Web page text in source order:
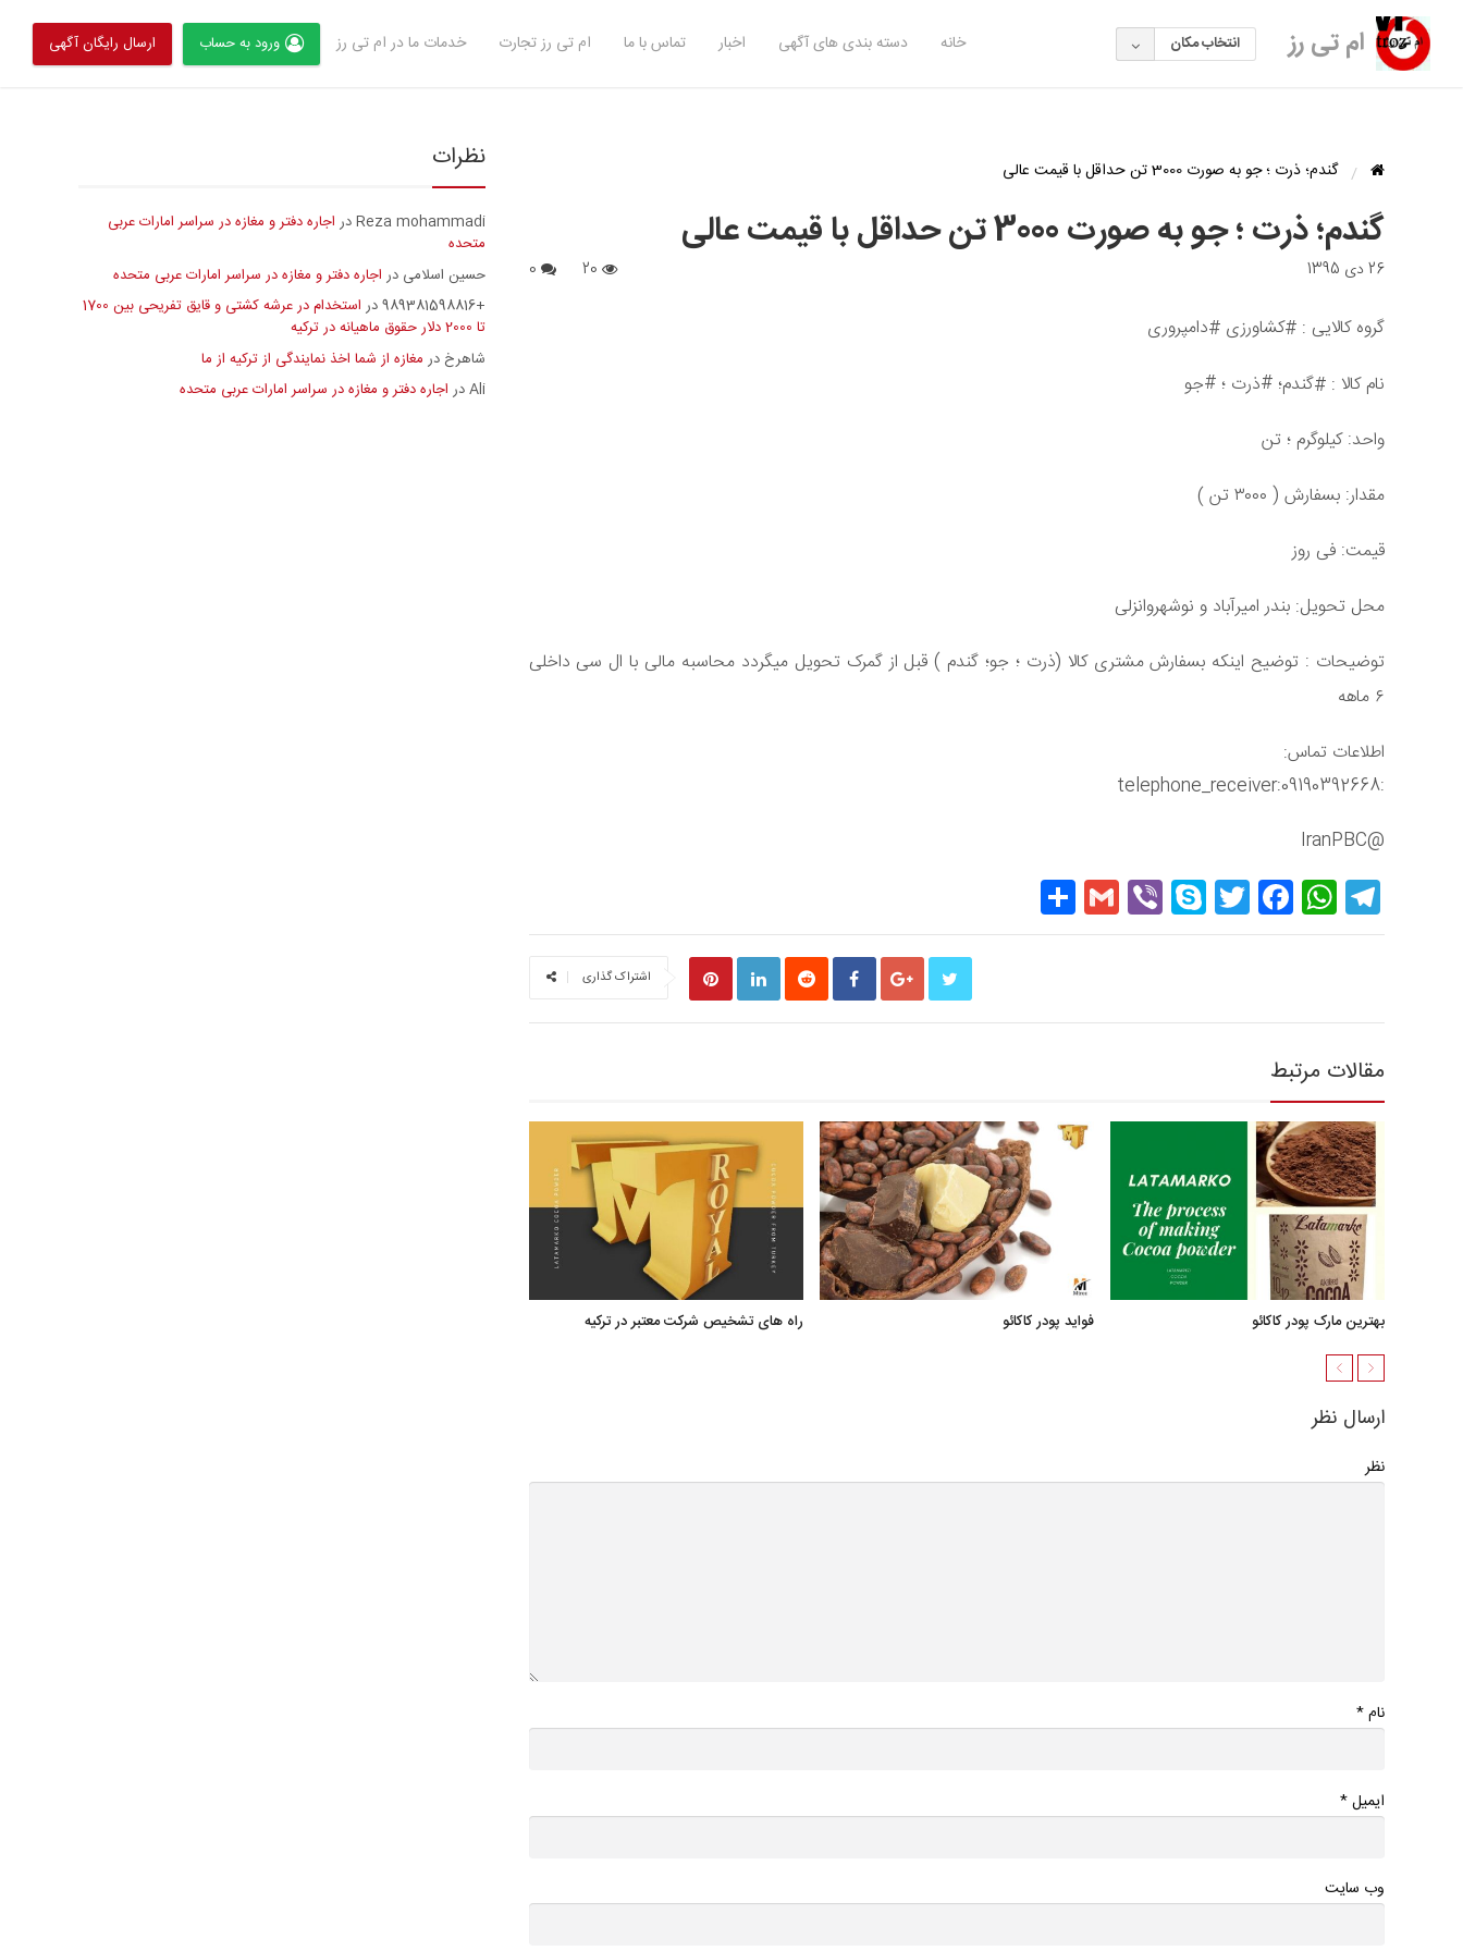
ام تی رز انتخاب مکان خانه دسته بندی های آگهی اخبار تماس با ما ام تی رز تجارت خدمات ما در ام تی رز ورود به حساب ارسال رایگان آگهی
گندم؛ ذرت ؛ جو به صورت 3000 تن حداقل با قیمت عالی
گندم؛ ذرت ؛ جو به صورت 3000 تن حداقل با قیمت عالی
26 دی 1395
گروه کالایی : #کشاورزی #دامپروری
نام کالا : #گندم؛ #ذرت ؛ #جو
واحد: کیلوگرم ؛ تن
مقدار: بسفارش ( ۳۰۰۰تن )
قیمت: فی روز
محل تحویل: بندر امیرآباد و نوشهروانزلی
توضیحات : توضیح اینکه بسفارش مشتری کالا (ذرت ؛ جو؛ گندم ) قبل از گمرک تحویل میگردد محاسبه مالی با ال سی داخلی
۶ ماهه
اطلاعات تماس:
:telephone_receiver:09190392668
@IranPBC
Telegram
WhatsApp
Facebook
Twitter
Skype
Viber
Gmail
اشتراک گذاری
مقالات مرتبط
بهترین مارک پودر کاکائو فواید پودر کاکائو راه های تشخیص شرکت معتبر در ترکیه
ارسال نظر
نظر
نام*
ایمیل*
وب سایت
نظرات
Reza mohammadiدر اجاره دفتر و مغازه در سراسر امارات عربی
متحده
حسین اسلامی در اجاره دفتر و مغازه در سراسر امارات عربی متحده
+989381598816
در
استخدام در عرشه کشتی و قایق تفریحی بین 1700
تا 2000 دلار حقوق ماهیانه در ترکیه
شاهرخ در مغازه از شما اخذ نمایندگی از ترکیه از ما
Aliدر اجاره دفتر و مغازه در سراسر امارات عربی متحده